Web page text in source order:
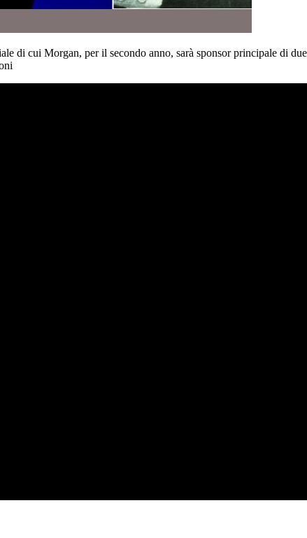
di cui Morgan, per il secondo anno, sarà sponsor principale di